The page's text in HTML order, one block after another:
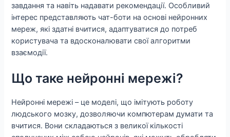
завдання та навіть надавати рекомендації. Особливий
інтерес представляють чат-боти на основі нейронних
мереж, які здатні вчитися, адаптуватися до потреб
користувача та вдосконалювати свої алгоритми
взаємодії.
Що таке нейронні мережі?
Нейронні мережі – це моделі, що імітують роботу
людського мозку, дозволяючи компютерам думати та
вчитися. Вони складаються з великої кількості